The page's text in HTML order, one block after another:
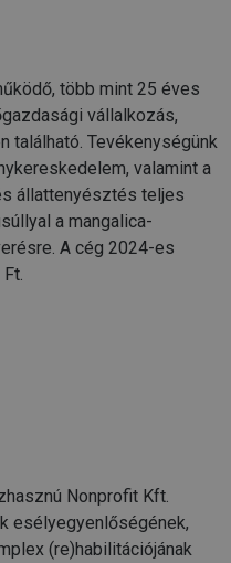
több mint 25 éves
vállalkozás,
található. Tevékenységünk
valamint a
állattenyésztés teljes
a mangalica-
A cég 2024-es
Nonprofit Kft.
esélyegyenlőségének,
(re)habilitációjának